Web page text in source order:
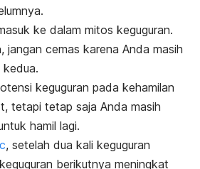
ke dalam mitos keguguran.
jangan cemas karena Anda masih
kedua.
keguguran pada kehamilan
tetapi tetap saja Anda masih
hamil lagi.
, setelah dua kali keguguran
berikutnya meningkat